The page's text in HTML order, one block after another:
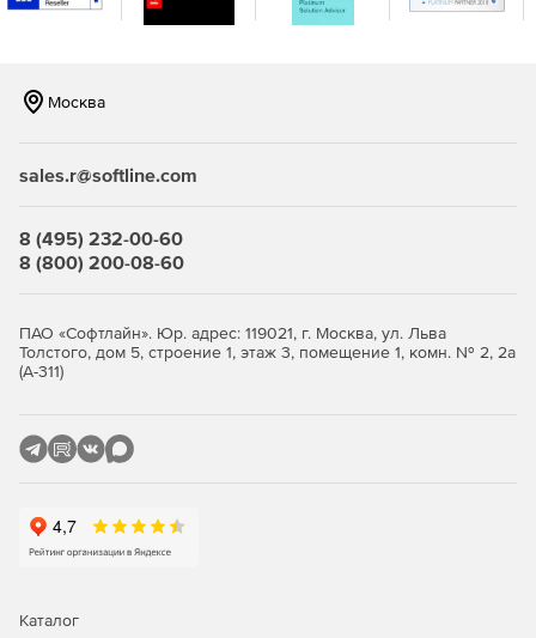
Москва
sales.r@softline.com
8 (495) 232-00-60
8 (800) 200-08-60
ПАО «Софтлайн». Юр. адрес: 119021, г. Москва, ул. Льва
Толстого, дом 5, строение 1, этаж 3, помещение 1, комн. № 2, 2а
(А-311)
Каталог